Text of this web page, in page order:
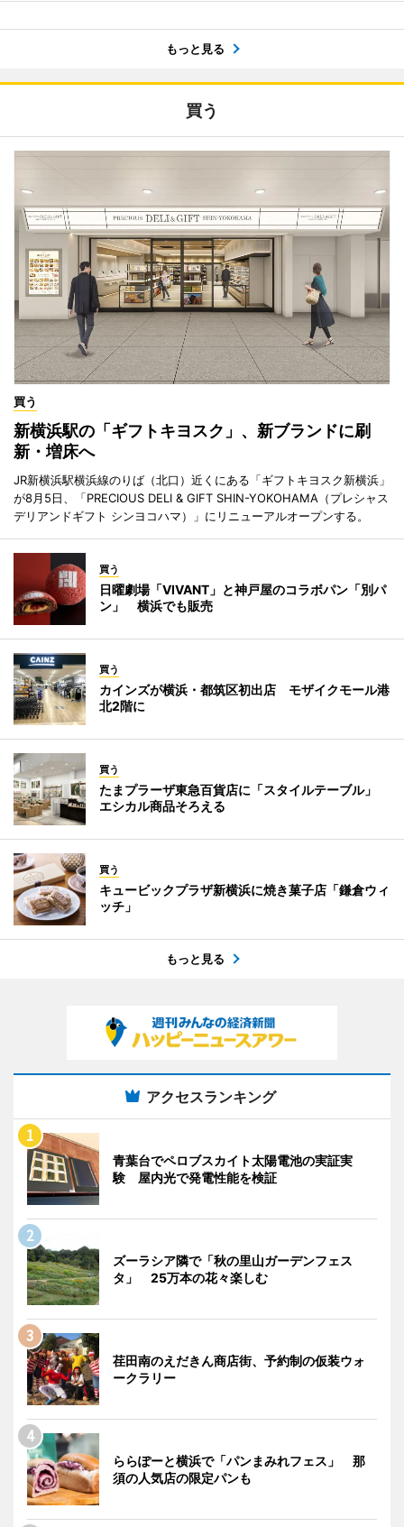
もっと見る
買う
買う
新横浜駅の「ギフトキヨスク」、新ブランドに刷
新・増床へ
JR新横浜駅横浜線のりば（北口）近くにある「ギフトキヨスク新横浜」
が8月5日、「PRECIOUS DELI & GIFT SHIN-YOKOHAMA（プレシャス
デリアンドギフト シンヨコハマ）」にリニューアルオープンする。
買う
日曜劇場「VIVANT」と神戸屋のコラボパン「別パ
ン」 横浜でも販売
買う
カインズが横浜・都筑区初出店 モザイクモール港
北2階に
買う
たまプラーザ東急百貨店に「スタイルテーブル」
エシカル商品そろえる
買う
キュービックプラザ新横浜に焼き菓子店「鎌倉ウィ
ッチ」
もっと見る
アクセスランキング
青葉台でペロブスカイト太陽電池の実証実
験 屋内光で発電性能を検証
ズーラシア隣で「秋の里山ガーデンフェス
タ」 25万本の花々楽しむ
荏田南のえだきん商店街、予約制の仮装ウォ
ークラリー
ららぽーと横浜で「パンまみれフェス」 那
須の人気店の限定パンも